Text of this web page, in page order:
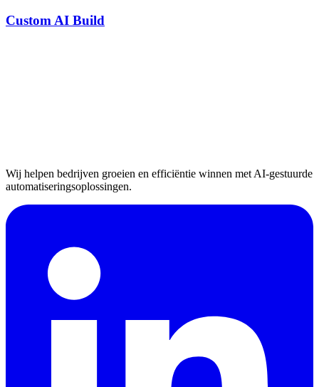
Custom AI Build
Wij helpen bedrijven groeien en efficiëntie winnen met AI-gestuurde
automatiseringsoplossingen.